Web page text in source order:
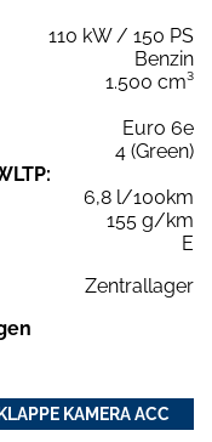
110 kW / 150 PS
Benzin
1.500 cm³
Euro 6e
4 (Green)
6,8 l/100km
155 g/km
E
Zentrallager
KAMERA ACC